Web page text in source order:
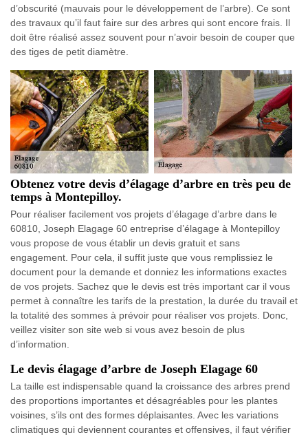
d’obscurité (mauvais pour le développement de l’arbre). Ce sont
des travaux qu’il faut faire sur des arbres qui sont encore frais. Il
doit être réalisé assez souvent pour n’avoir besoin de couper que
des tiges de petit diamètre.
Obtenez votre devis d’élagage d’arbre en très peu de
temps à Montepilloy.
Pour réaliser facilement vos projets d’élagage d’arbre dans le
60810, Joseph Elagage 60 entreprise d’élagage à Montepilloy
vous propose de vous établir un devis gratuit et sans
engagement. Pour cela, il suffit juste que vous remplissiez le
document pour la demande et donniez les informations exactes
de vos projets. Sachez que le devis est très important car il vous
permet à connaître les tarifs de la prestation, la durée du travail et
la totalité des sommes à prévoir pour réaliser vos projets. Donc,
veillez visiter son site web si vous avez besoin de plus
d’information.
Le devis élagage d’arbre de Joseph Elagage 60
La taille est indispensable quand la croissance des arbres prend
des proportions importantes et désagréables pour les plantes
voisines, s’ils ont des formes déplaisantes. Avec les variations
climatiques qui deviennent courantes et offensives, il faut vérifier